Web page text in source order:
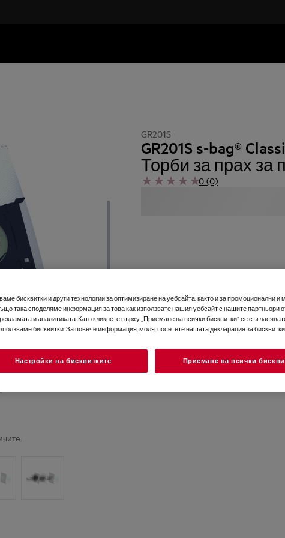
GR201S
GR201S s-bag®
Торби за прах за
0 (0)
бисквитки и други технологии за оптимизиране на уебсайта, както и за промоционални и
така споделяме информация за това как използвате нашия уебсайт с нашите партньори
и аналитиката. Като кликнете върху „Приемане на всички бисквитки“ се
бисквитки. За повече информация, моля, посетете нашата декларация за бисквитки.
Настройки на бисквитките Приемане на всички